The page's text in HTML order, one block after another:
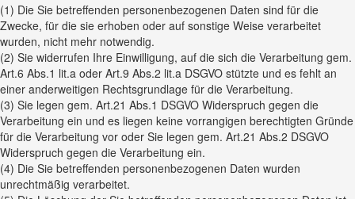
(1) Die Sie betreffenden personenbezogenen Daten sind für die
Zwecke, für die sie erhoben oder auf sonstige Weise verarbeitet
wurden, nicht mehr notwendig.
(2) Sie widerrufen Ihre Einwilligung, auf die sich die Verarbeitung gem.
Art.6 Abs.1 lit.a oder Art.9 Abs.2 lit.a DSGVO stützte und es fehlt an
einer anderweitigen Rechtsgrundlage für die Verarbeitung.
(3) Sie legen gem. Art.21 Abs.1 DSGVO Widerspruch gegen die
Verarbeitung ein und es liegen keine vorrangigen berechtigten Gründe
für die Verarbeitung vor oder Sie legen gem. Art.21 Abs.2 DSGVO
Widerspruch gegen die Verarbeitung ein.
(4) Die Sie betreffenden personenbezogenen Daten wurden
unrechtmäßig verarbeitet.